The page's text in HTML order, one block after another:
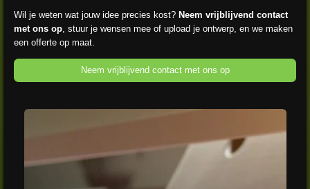
Wil je weten wat jouw idee precies kost? Neem vrijblijvend contact
met ons op , stuur je wensen mee of upload je ontwerp, en we maken
een offerte op maat.
Neem vrijblijvend contact met ons op